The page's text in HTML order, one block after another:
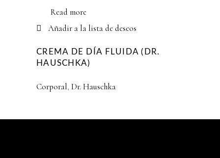
Read more
Añadir a la lista de deseos
CREMA DE DÍA FLUIDA (DR.
HAUSCHKA)
Corporal, Dr. Hauschka